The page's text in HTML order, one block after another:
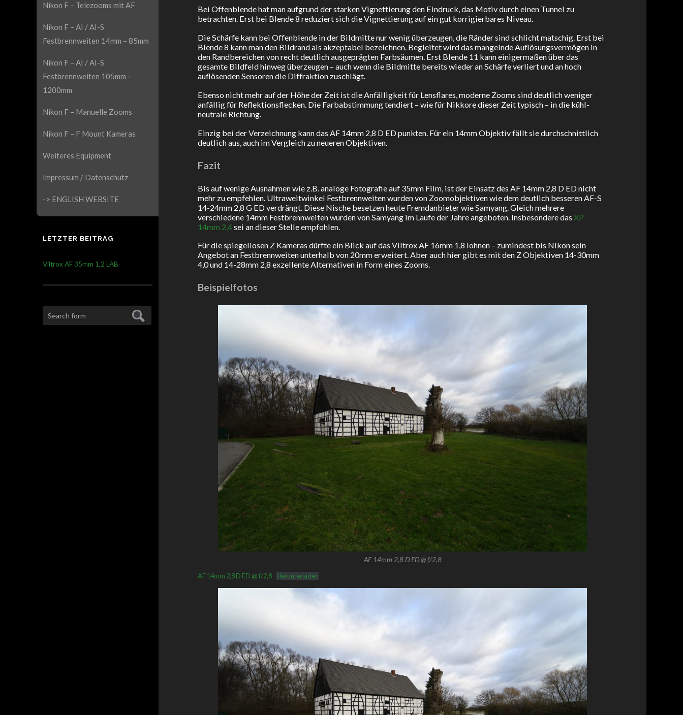
Nikon F – Telezooms mit AF
Nikon F – AI / AI-S
Festbrennweiten 14mm – 85mm
Nikon F – AI / AI-S
Festbrennweiten 105mm –
1200mm
Nikon F – Manuelle Zooms
Nikon F – F Mount Kameras
Weiteres Equipment
Impressum / Datenschutz
-> ENGLISH WEBSITE
LETZTER BEITRAG
Viltrox AF 35mm 1,2 LAB
Bei Offenblende hat man aufgrund der starken Vignettierung den Eindruck, das Motiv durch einen Tunnel zu
betrachten. Erst bei Blende 8 reduziert sich die Vignettierung auf ein gut korrigierbares Niveau.
Die Schärfe kann bei Offenblende in der Bildmitte nur wenig überzeugen, die Ränder sind schlicht matschig. Erst bei
Blende 8 kann man den Bildrand als akzeptabel bezeichnen. Begleitet wird das mangelnde Auflösungsvermögen in
den Randbereichen von recht deutlich ausgeprägten Farbsäumen. Erst Blende 11 kann einigermaßen über das
gesamte Bildfeld hinweg überzeugen – auch wenn die Bildmitte bereits wieder an Schärfe verliert und an hoch
auflösenden Sensoren die Diffraktion zuschlägt.
Ebenso nicht mehr auf der Höhe der Zeit ist die Anfälligkeit für Lensflares, moderne Zooms sind deutlich weniger
anfällig für Reflektionsflecken. Die Farbabstimmung tendiert – wie für Nikkore dieser Zeit typisch – in die kühl-
neutrale Richtung.
Einzig bei der Verzeichnung kann das AF 14mm 2,8 D ED punkten. Für ein 14mm Objektiv fällt sie durchschnittlich
deutlich aus, auch im Vergleich zu neueren Objektiven.
Fazit
Bis auf wenige Ausnahmen wie z.B. analoge Fotografie auf 35mm Film, ist der Einsatz des AF 14mm 2,8 D ED nicht
mehr zu empfehlen. Ultraweitwinkel Festbrennweiten wurden von Zoomobjektiven wie dem deutlich besseren AF-S
14-24mm 2,8 G ED verdrängt. Diese Nische besetzen heute Fremdanbieter wie Samyang. Gleich mehrere
verschiedene 14mm Festbrennweiten wurden von Samyang im Laufe der Jahre angeboten. Insbesondere das XP
14mm 2,4sei an dieser Stelle empfohlen.
Für die spiegellosen Z Kameras dürfte ein Blick auf das Viltrox AF 16mm 1,8 lohnen – zumindest bis Nikon sein
Angebot an Festbrennweiten unterhalb von 20mm erweitert. Aber auch hier gibt es mit den Z Objektiven 14-30mm
4,0 und 14-28mm 2,8 exzellente Alternativen in Form eines Zooms.
Beispielfotos
AF 14mm 2,8 D ED @ f/2,8
AF 14mm 2,8 D ED @ f/2,8 Herunterladen